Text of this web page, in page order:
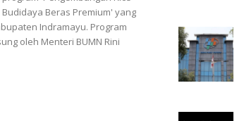
Beras Premium' yang
Indramayu. Program
oleh Menteri BUMN Rini